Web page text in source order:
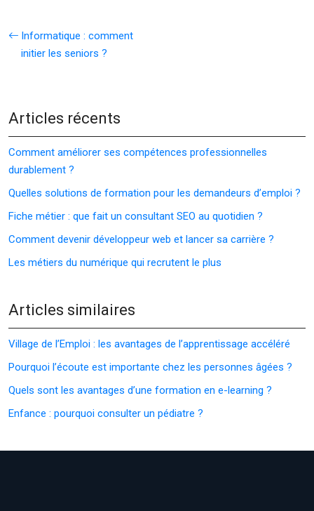
Informatique : comment
initier les seniors ?
Articles récents
Comment améliorer ses compétences professionnelles
durablement ?
Quelles solutions de formation pour les demandeurs d’emploi ?
Fiche métier : que fait un consultant SEO au quotidien ?
Comment devenir développeur web et lancer sa carrière ?
Les métiers du numérique qui recrutent le plus
Articles similaires
Village de l’Emploi : les avantages de l’apprentissage accéléré
Pourquoi l’écoute est importante chez les personnes âgées ?
Quels sont les avantages d’une formation en e-learning ?
Enfance : pourquoi consulter un pédiatre ?